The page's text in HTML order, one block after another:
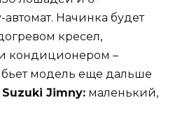
Начинка будет
кресел,
кондиционером –
модель еще дальше
Suzuki Jimny: маленький,